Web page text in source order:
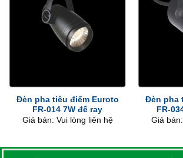
Đèn pha tiêu điểm Euroto
FR-014 7W đế ray
Giá bán: Vui lòng liên hệ
Đèn pha
FR-
Giá